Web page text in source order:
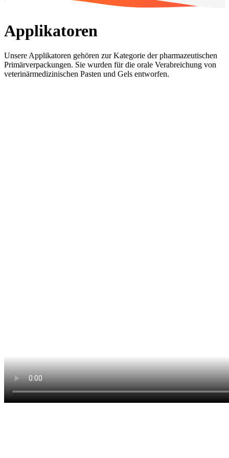
Applikatoren
Unsere Applikatoren gehören zur Kategorie der pharmazeutischen
Primärverpackungen. Sie wurden für die orale Verabreichung von
veterinärmedizinischen Pasten und Gels entworfen.